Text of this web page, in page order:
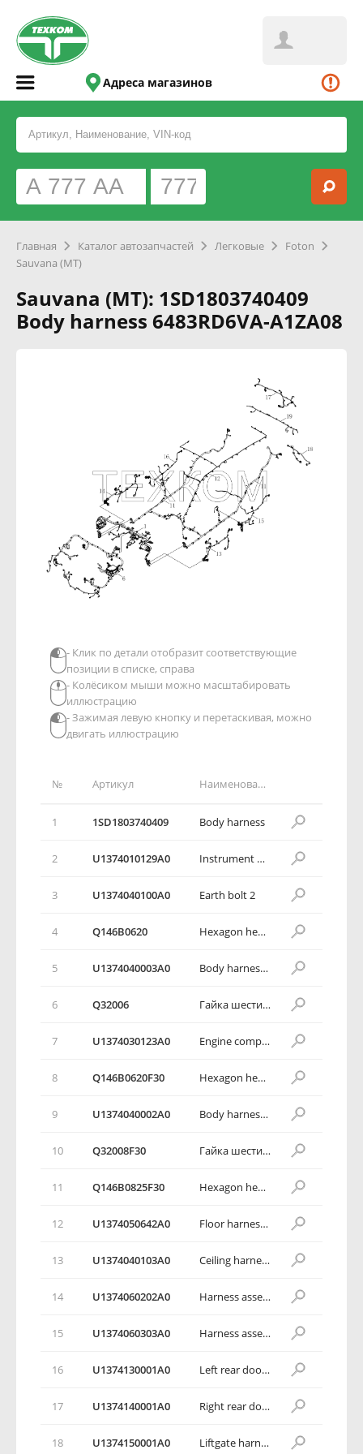
Адреса магазинов
Главная Каталог автозапчастей Легковые
Foton
Sauvana (MT)
Sauvana (MT): 1SD1803740409
Body harness 6483RD6VA-A1ZA08
№ Артикул Наименование детали
1 1SD1803740409 Body harness
2 U1374010129A0 Instrument panel harness assembly
3 U1374040100А0 Earth bolt 2
4 Q146B0620 Hexagon head bolt, spring washer and plain washer assembly
5 U1374040003A0 Body harness bracket 3
6 Q32006 Гайка шестигранная с зубчатым буртиком
7 U1374030123А0 Engine compartment harness assembly
8 Q146B0620F30 Hexagon head bolt, spring washer and plain washer assembly
9 U1374040002A0 Body harness bracket 2
10 Q32008F30 Гайка шестигранная с зубчатым буртиком
11 Q146B0825F30 Hexagon head bolt, spring washer and plain washer assembly
12 U1374050642A0 Floor harness assembly
13 U1374040103А0 Ceiling harness assembly
14 U1374060202A0 Harness assembly, door
15 U1374060303A0 Harness assembly, door
16 U1374130001A0 Left rear door harness assembly
17 U1374140001А0 Right rear door harness assembly
18 U1374150001A0 Liftgate harness assembly
- Клик по детали отобразит соответствующие
позиции в списке, справа
- Колёсиком мыши можно масштабировать
иллюстрацию
- Зажимая левую кнопку и перетаскивая, можно
двигать иллюстрацию